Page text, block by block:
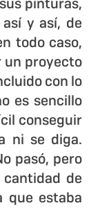
pinturas,
y así, de
todo caso,
un proyecto
con lo
es sencillo
conseguir
ni se diga.
pasó, pero
de
que estaba